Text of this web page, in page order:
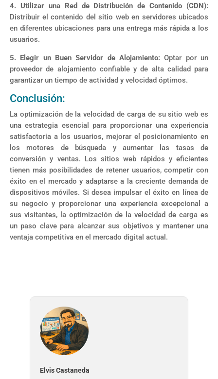
4. Utilizar una Red de Distribución de Contenido (CDN):
Distribuir el contenido del sitio web en servidores ubicados
en diferentes ubicaciones para una entrega más rápida a los
usuarios.
5. Elegir un Buen Servidor de Alojamiento: Optar por un
proveedor de alojamiento confiable y de alta calidad para
garantizar un tiempo de actividad y velocidad óptimos.
Conclusión:
La optimización de la velocidad de carga de su sitio web es
una estrategia esencial para proporcionar una experiencia
satisfactoria a los usuarios, mejorar el posicionamiento en
los motores de búsqueda y aumentar las tasas de
conversión y ventas. Los sitios web rápidos y eficientes
tienen más posibilidades de retener usuarios, competir con
éxito en el mercado y adaptarse a la creciente demanda de
dispositivos móviles. Si desea impulsar el éxito en línea de
su negocio y proporcionar una experiencia excepcional a
sus visitantes, la optimización de la velocidad de carga es
un paso clave para alcanzar sus objetivos y mantener una
ventaja competitiva en el mercado digital actual.
Elvis Castaneda